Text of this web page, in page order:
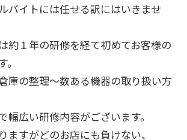
バイトには任せる訳にはいきませ
約１年の研修を経て初めてお客様の
庫の整理～数ある機器の取り扱い方
幅広い研修内容がございます。
ますがどのお店にも負けない、